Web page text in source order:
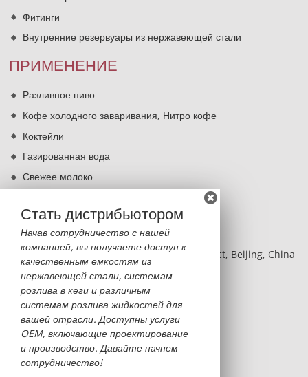
Стать дистрибьютором
Начав сотрудничество с нашей
компанией, вы получаете доступ к
качественным емкостям из
нержавеющей стали, системам
розлива в кеги и различным
системам розлива жидкостей для
вашей отрасли. Доступны услуги
OEM, включающие проектирование
и производство. Давайте начнем
сотрудничество!
Фитинги
Внутренние резервуары из нержавеющей стали
ПРИМЕНЕНИЕ
Разливное пиво
Кофе холодного заваривания, Нитро кофе
Коктейли
Газированная вода
Свежее молоко
КОНТАКТЫ
BLDG 2, NO.8 Hangfeng RD, Fengtai District, Beijing, China
Monica Sun
monica@sinobatoo.com
+86-13522369053
+86-10-63711730
+86-13522369053